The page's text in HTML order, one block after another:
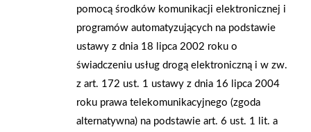
odblaskowe z logiem PSB Mrówki oraz od Policji. Dziękujemy
za miłe spotkanie i życzymy wszystkim dzieciakom
bezpiecznego roku szkolnego
AKTUALNOŚCI
pomocą środków komunikacji elektronicznej i
programów automatyzujących na podstawie
ustawy z dnia 18 lipca 2002 roku o
świadczeniu usług drogą elektroniczną i w zw.
z art. 172 ust. 1 ustawy z dnia 16 lipca 2004
roku prawa telekomunikacyjnego (zgoda
alternatywna) na podstawie art. 6 ust. 1 lit. a